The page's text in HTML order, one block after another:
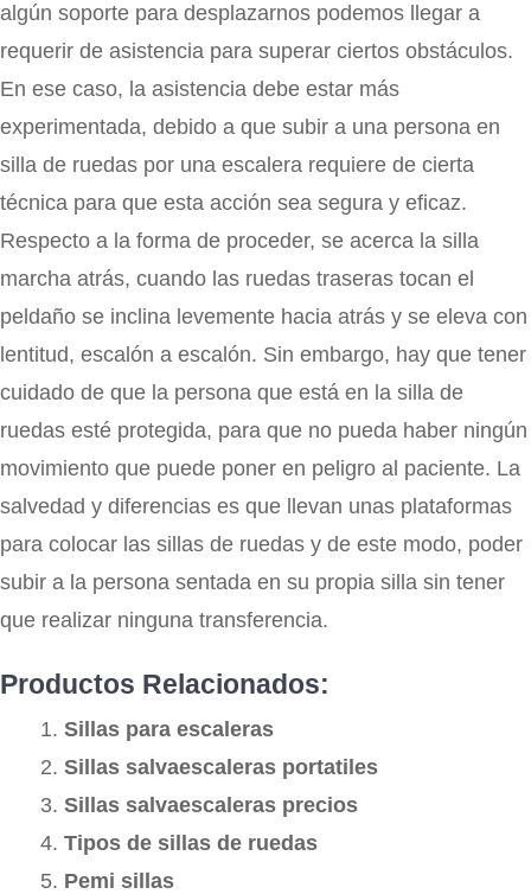
algún soporte para desplazarnos podemos llegar a
requerir de asistencia para superar ciertos obstáculos.
En ese caso, la asistencia debe estar más
experimentada, debido a que subir a una persona en
silla de ruedas por una escalera requiere de cierta
técnica para que esta acción sea segura y eficaz.
Respecto a la forma de proceder, se acerca la silla
marcha atrás, cuando las ruedas traseras tocan el
peldaño se inclina levemente hacia atrás y se eleva con
lentitud, escalón a escalón. Sin embargo, hay que tener
cuidado de que la persona que está en la silla de
ruedas esté protegida, para que no pueda haber ningún
movimiento que puede poner en peligro al paciente. La
salvedad y diferencias es que llevan unas plataformas
para colocar las sillas de ruedas y de este modo, poder
subir a la persona sentada en su propia silla sin tener
que realizar ninguna transferencia.
Productos Relacionados:
Sillas para escaleras
Sillas salvaescaleras portatiles
Sillas salvaescaleras precios
Tipos de sillas de ruedas
Pemi sillas